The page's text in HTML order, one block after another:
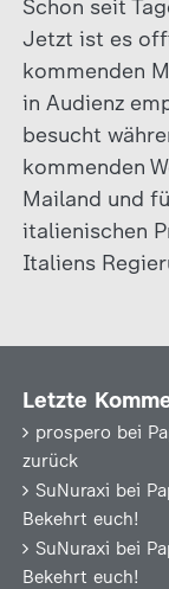
Schon seit
Jetzt ist es
kommenden
in Audienz
besucht
kommenden
Mailand und
italienischen
Italiens
Letzte
prospero bei
zurück
SuNuraxi bei
Bekehrt euch!
SuNuraxi bei
Bekehrt euch!